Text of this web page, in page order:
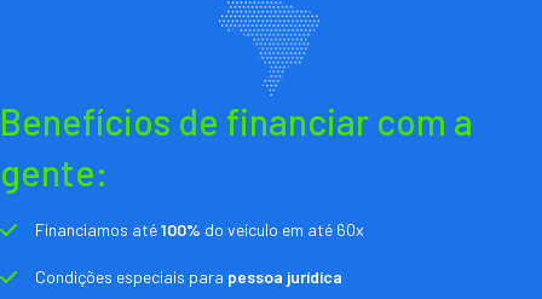
Benefícios de financiar com a
gente:
Financiamos até100% do veículo em até 60x
Condições especiais para pessoa jurídica